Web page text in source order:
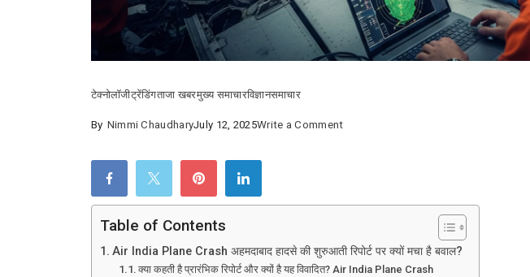
टेक्नोलॉजीट्रेंडिंगताजा खबरमुख्य समाचारविज्ञानसमाचार
By Nimmi ChaudharyJuly 12, 2025Write a Commenton
India
Table of Contents
Air India Plane Crash अहमदाबाद हादसे की शुरुआती रिपोर्ट पर क्यों मचा है बवाल?
क्या कहती है प्रारंभिक रिपोर्ट और क्यों है यह विवादित? Air India Plane Crash